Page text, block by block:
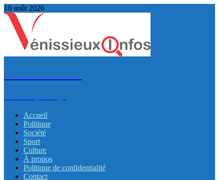
10 août 2026
Accueil
Politique
Société
Sport
Culture
À propos
Politique de confidentialité
Contact